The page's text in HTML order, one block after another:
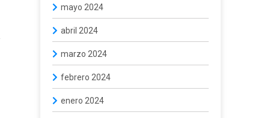
mayo 2024
abril 2024
marzo 2024
febrero 2024
enero 2024